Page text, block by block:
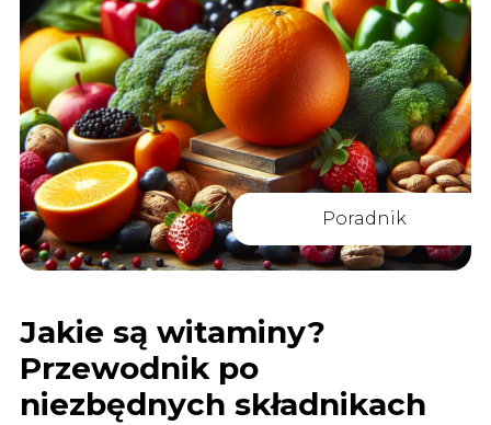
Poradnik
Jakie są witaminy?
Przewodnik po
niezbędnych składnikach